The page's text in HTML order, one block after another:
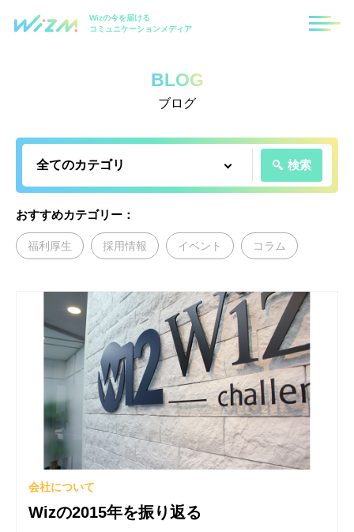
Wizの今を届ける
コミュニケーションメディア
BLOG
ブログ
検索
おすすめカテゴリー：
福利厚生 採用情報 イベント コラム
会社について
Wizの2015年を振り返る